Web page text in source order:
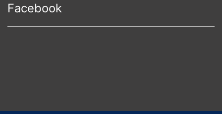
Facebook